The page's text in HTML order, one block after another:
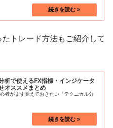
トレード方法もご紹介して
析で使えるFX指標・インジケータ
オススメまとめ
者がまず覚えておきたい「テクニカル分